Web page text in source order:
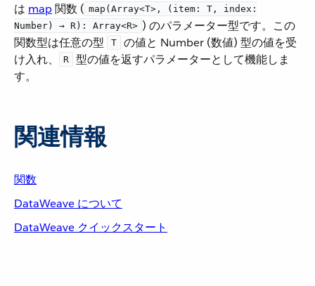
は ​ map​ 関数 (​ map(Array<T>, (item: T, index:
Number) → R): Array<R> ​) のパラメーター型です。この
関数型は任意の型 ​
T
​ の値と Number (数値) 型の値を受
け入れ、​
R
​ 型の値を返すパラメーターとして機能しま
す。
関連情報
関数
DataWeave について
DataWeave クイックスタート